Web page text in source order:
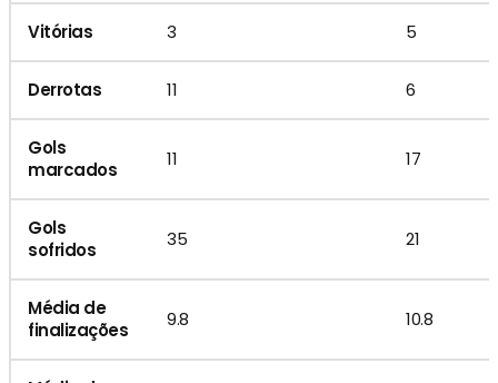
Vitórias 3 5
Derrotas 11 6
Gols
marcados
11 17
Gols
sofridos
35 21
Média de
finalizações
9.8 10.8